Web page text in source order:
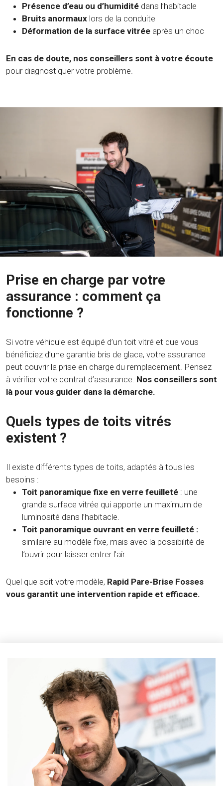
Présence d’eau ou d’humidité dans l’habitacle
Bruits anormaux lors de la conduite
Déformation de la surface vitrée après un choc
En cas de doute, nos conseillers sont à votre écoute
pour diagnostiquer votre problème.
Prise en charge par votre
assurance : comment ça
fonctionne ?
Si votre véhicule est équipé d’un toit vitré et que vous
bénéficiez d’une garantie bris de glace, votre assurance
peut couvrir la prise en charge du remplacement. Pensez
à vérifier votre contrat d’assurance. Nos conseillers sont
là pour vous guider dans la démarche.
Quels types de toits vitrés
existent ?
Il existe différents types de toits, adaptés à tous les
besoins :
Toit panoramique fixe en verre feuilleté : une
grande surface vitrée qui apporte un maximum de
luminosité dans l’habitacle.
Toit panoramique ouvrant en verre feuilleté :
similaire au modèle fixe, mais avec la possibilité de
l’ouvrir pour laisser entrer l’air.
Quel que soit votre modèle, Rapid Pare-Brise Fosses
vous garantit une intervention rapide et efficace.